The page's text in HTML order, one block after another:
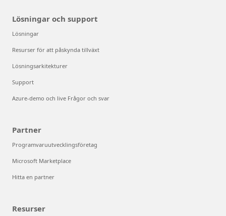
Lösningar och support
Lösningar
Resurser för att påskynda tillväxt
Lösningsarkitekturer
Support
Azure-demo och live Frågor och svar
Partner
Programvaruutvecklingsföretag
Microsoft Marketplace
Hitta en partner
Resurser